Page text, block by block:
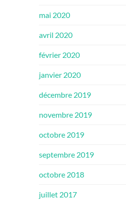
mai 2020
avril 2020
février 2020
janvier 2020
décembre 2019
novembre 2019
octobre 2019
septembre 2019
octobre 2018
juillet 2017